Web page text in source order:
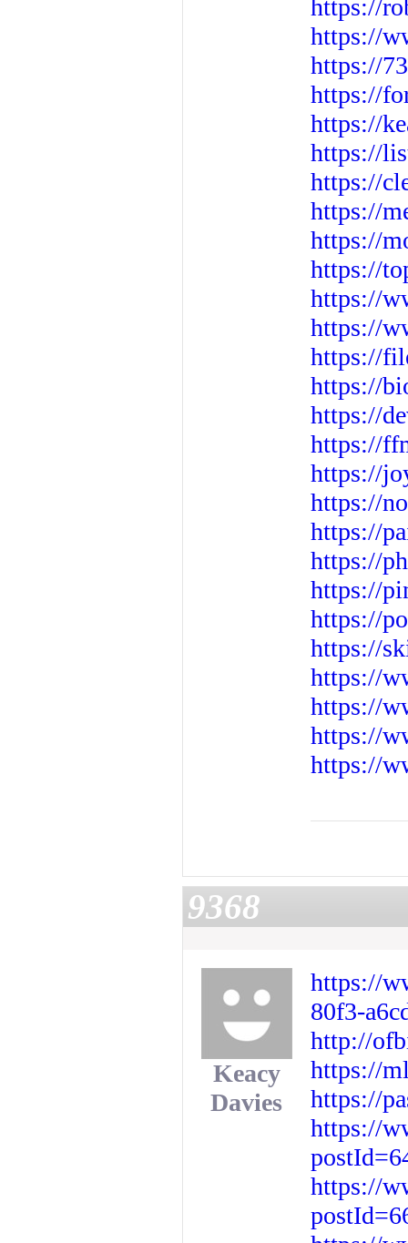
https://
https://
https://
https://
https://
https://
https://
https://
https://
https://
https://
https://
https://
https://
https://
https://
https://
https://
https://
https://
https://
https://
https://
https://
https://
https://
https://
9368
Keacy
Davies
https://
80f3-
http://
https://
https://
https://
https://